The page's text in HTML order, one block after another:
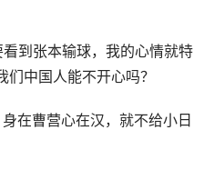
到张本输球，我的心情就特
中国人能不开心吗？
在曹营心在汉，就不给小日